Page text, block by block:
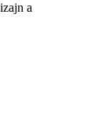
a